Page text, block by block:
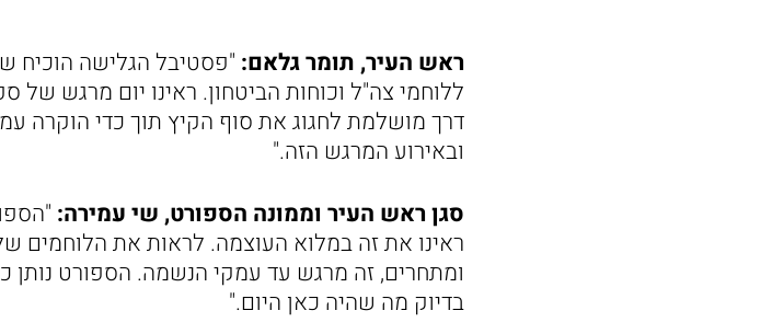
ראש העיר, תומר גלאם: "פסטיבל הגלישה הוכיח
ללוחמי צה"ל וכוחות הביטחון. ראינו יום מרגש של
דרך מושלמת לחגוג את סוף הקיץ תוך כדי הוקרה
ובאירוע המרגש הזה."
סגן ראש העיר וממונה הספורט, שי עמירה:
ראינו את זה במלוא העוצמה. לראות את הלוחמים
ומתחרים, זה מרגש עד עמקי הנשמה. הספורט נותן
בדיוק מה שהיה כאן היום."